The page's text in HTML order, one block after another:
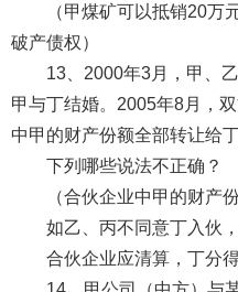
（甲煤矿可以抵销20万
破产债权）
13、2000年3月，甲、
甲与丁结婚。2005年8月，
中甲的财产份额全部转让给
下列哪些说法不正确？
（合伙企业中甲的财产
如乙、丙不同意丁入伙
合伙企业应清算，丁分